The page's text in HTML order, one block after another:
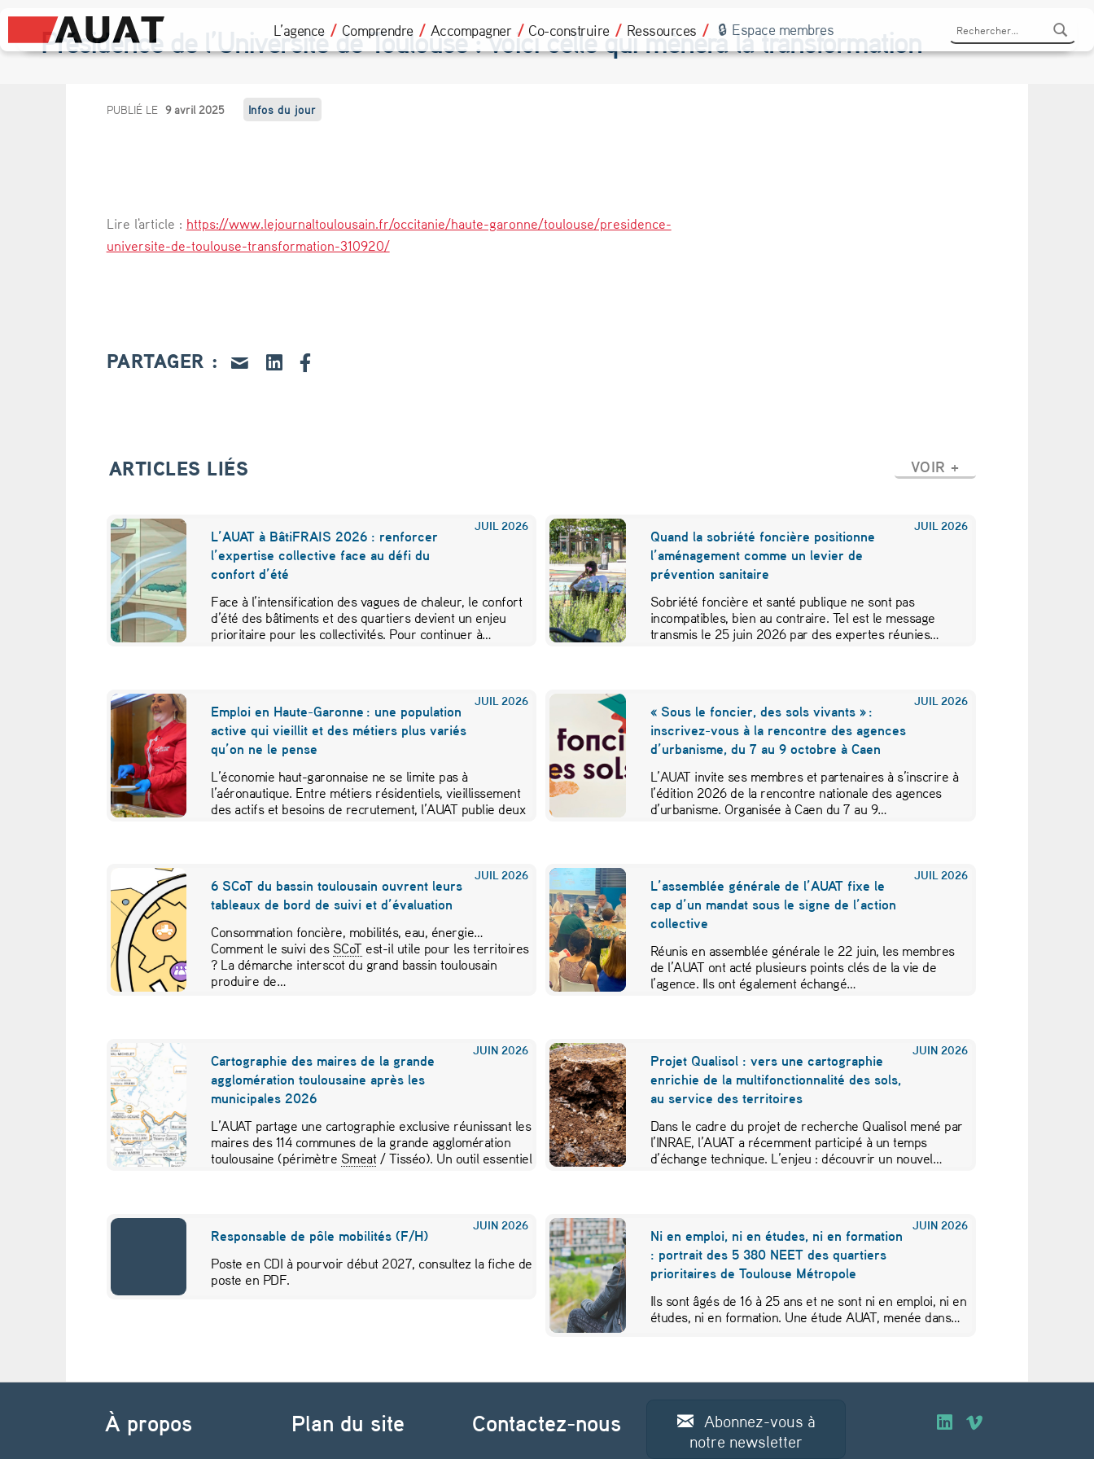
L’agence Comprendre Accompagner Co-construire Ressources Espace membres
Présidence de l’Université de Toulouse : voici celle qui mènera la transformation
P
s
i
n
d
l
’
U
n
v
e
r
s
t
é
d
e
o
u
l
o
s
:
o
i
c
PUBLIÉ LE 9 avril 2025 Infos du jour
Lire l'article : https://www.lejournaltoulousain.fr/occitanie/haute-garonne/toulouse/presidence-
universite-de-toulouse-transformation-310920/
PARTAGER :
ARTICLES LIÉS VOIR +
JUIL 2026
L’AUAT à BâtiFRAIS 2026 : renforcer
l’expertise collective face au défi du
confort d’été
Face à l’intensification des vagues de chaleur, le confort
d’été des bâtiments et des quartiers devient un enjeu
prioritaire pour les collectivités. Pour continuer à…
JUIL 2026
Quand la sobriété foncière positionne
l’aménagement comme un levier de
prévention sanitaire
Sobriété foncière et santé publique ne sont pas
incompatibles, bien au contraire. Tel est le message
transmis le 25 juin 2026 par des expertes réunies…
JUIL 2026
Emploi en Haute-Garonne : une population
active qui vieillit et des métiers plus variés
qu’on ne le pense
L’économie haut-garonnaise ne se limite pas à
l’aéronautique. Entre métiers résidentiels, vieillissement
des actifs et besoins de recrutement, l’AUAT publie deux
JUIL 2026
« Sous le foncier, des sols vivants » :
inscrivez-vous à la rencontre des agences
d’urbanisme, du 7 au 9 octobre à Caen
L’AUAT invite ses membres et partenaires à s’inscrire à
l’édition 2026 de la rencontre nationale des agences
d’urbanisme. Organisée à Caen du 7 au 9…
JUIL 2026
6 SCoT du bassin toulousain ouvrent leurs
tableaux de bord de suivi et d’évaluation
Consommation foncière, mobilités, eau, énergie…
Comment le suivi des SCoT est-il utile pour les territoires
? La démarche interscot du grand bassin toulousain
produire de…
JUIL 2026
L’assemblée générale de l’AUAT fixe le
cap d’un mandat sous le signe de l’action
collective
Réunis en assemblée générale le 22 juin, les membres
de l’AUAT ont acté plusieurs points clés de la vie de
l’agence. Ils ont également échangé…
JUIN 2026
Cartographie des maires de la grande
agglomération toulousaine après les
municipales 2026
L’AUAT partage une cartographie exclusive réunissant les
maires des 114 communes de la grande agglomération
toulousaine (périmètre Smeat/ Tisséo). Un outil essentiel
JUIN 2026
Projet Qualisol : vers une cartographie
enrichie de la multifonctionnalité des sols,
au service des territoires
Dans le cadre du projet de recherche Qualisol mené par
l’INRAE, l’AUAT a récemment participé à un temps
d’échange technique. L’enjeu : découvrir un nouvel…
JUIN 2026
Responsable de pôle mobilités (F/H)
Poste en CDI à pourvoir début 2027, consultez la fiche de
poste en PDF.
JUIN 2026
Ni en emploi, ni en études, ni en formation
: portrait des 5 380 NEET des quartiers
prioritaires de Toulouse Métropole
Ils sont âgés de 16 à 25 ans et ne sont ni en emploi, ni en
études, ni en formation. Une étude AUAT, menée dans…
Navigation de l’article
À propos
Plan du site Contactez-nous
Abonnez-vous à
notre newsletter
O